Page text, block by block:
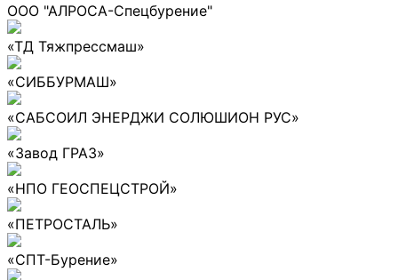
ООО "АЛРОСА-Спецбурение"
«ТД Тяжпрессмаш»
«СИББУРМАШ»
«САБСОИЛ ЭНЕРДЖИ СОЛЮШИОН РУС»
«Завод ГРАЗ»
«НПО ГЕОСПЕЦСТРОЙ»
«ПЕТРОСТАЛЬ»
«СПТ-Бурение»